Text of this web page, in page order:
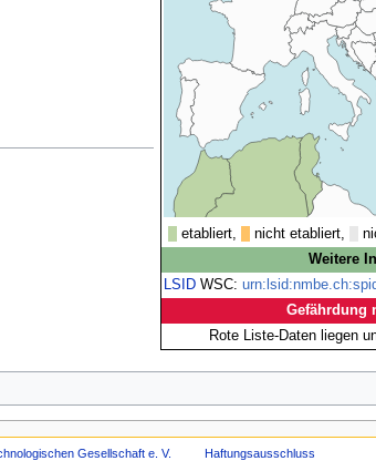
etabliert, nicht etabliert,
Weitere
LSIDWSC:
Gefährdung
Rote Liste-Daten liegen
Gesellschaft e. V. Haftungsausschluss